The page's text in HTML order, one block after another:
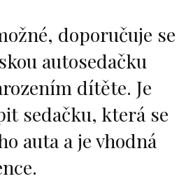
doporučuje se
autosedačku
dítěte. Je
sedačku, která se
auta a je vhodná